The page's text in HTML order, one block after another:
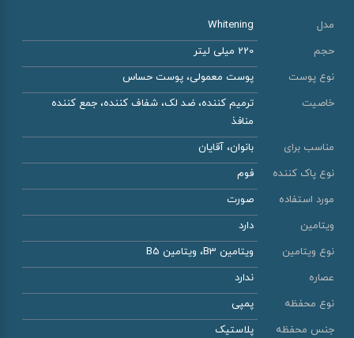
مدل
Whitening
حجم
220 میلی لیتر
نوع پوست
پوست معمولی، پوست حساس
خاصیت
ترمیم کننده، ضد لک، شفاف کننده، جمع کننده
منافذ
مناسب برای
بانوان، آقایان
نوع پاک کننده
فوم
مورد استفاده
صورت
ویتامین
دارد
نوع ویتامین
ویتامین B3، ویتامین B5
عصاره
ندارد
نوع محفظه
پمپی
جنس محفظه
پلاستیک